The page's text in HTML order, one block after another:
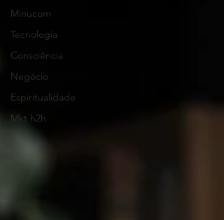
Minucom
Tecnologia
Consciência
Negócio
Espiritualidade
Mkt h2h